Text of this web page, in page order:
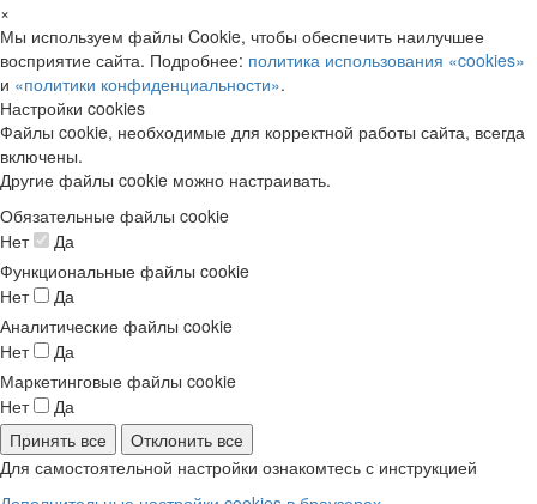
×
Мы используем файлы Cookie, чтобы обеспечить наилучшее
восприятие сайта. Подробнее: политика использования «cookies»
и «политики конфиденциальности».
Настройки cookies
Файлы cookie, необходимые для корректной работы сайта, всегда
включены.
Другие файлы cookie можно настраивать.
Обязательные файлы cookie
Нет
Да
Функциональные файлы cookie
Нет
Да
Аналитические файлы cookie
Нет
Да
Маркетинговые файлы cookie
Нет
Да
Принять все
Отклонить все
Для самостоятельной настройки ознакомтесь с инструкцией